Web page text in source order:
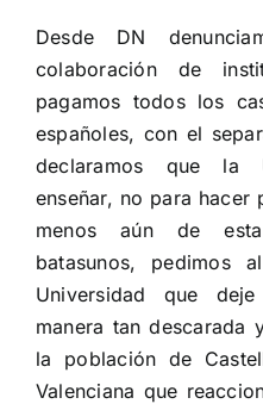
Desde DN
colaboración de
pagamos todos los
españoles, con el
declaramos que la
enseñar, no para
menos aún de
batasunos, pedimos
Universidad que
manera tan descarada
la población de
Valenciana que